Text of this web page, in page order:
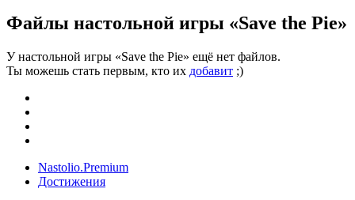
Файлы настольной игры «Save the Pie»
У настольной игры «Save the Pie» ещё нет файлов.
Ты можешь стать первым, кто их добавит ;)
Nastolio.Premium
Достижения